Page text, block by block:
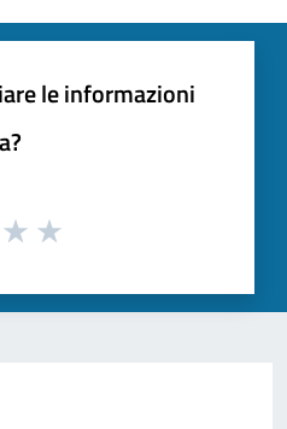
le informazioni